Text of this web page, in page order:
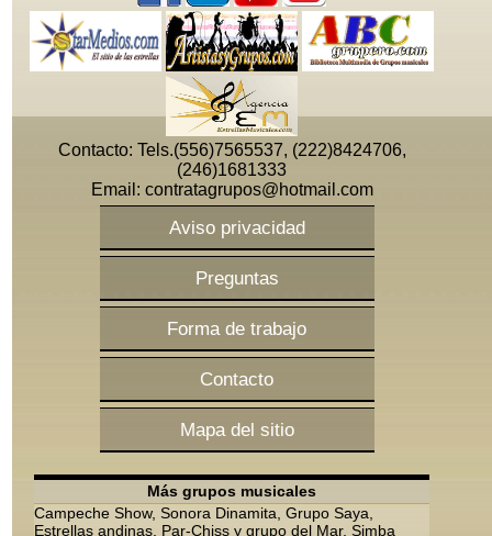
Contacto: Tels.(556)7565537, (222)8424706,
(246)1681333
Email: contratagrupos@hotmail.com
Aviso privacidad
Preguntas
Forma de trabajo
Contacto
Mapa del sitio
Más grupos musicales
Campeche Show, Sonora Dinamita, Grupo Saya,
Estrellas andinas, Par-Chiss y grupo del Mar, Simba